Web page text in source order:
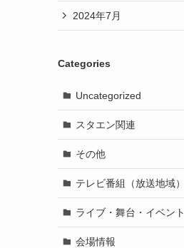
2024年7月
Categories
Uncategorized
スタエン関連
その他
テレビ番組（放送地域）
ライブ・舞台・イベント
会場情報